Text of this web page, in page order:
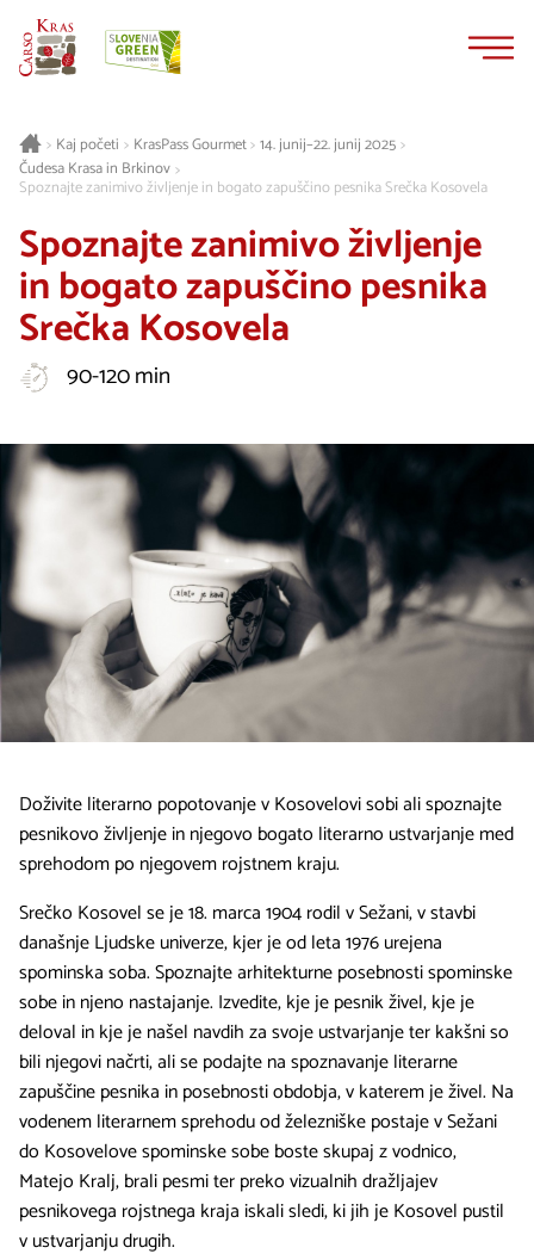
> Kaj početi > KrasPass Gourmet>14. junij–22. junij 2025>
Čudesa Krasa in Brkinov>
Spoznajte zanimivo življenje in bogato zapuščino pesnika Srečka Kosovela
Spoznajte zanimivo življenje
in bogato zapuščino pesnika
Srečka Kosovela
90-120 min
Doživite literarno popotovanje v Kosovelovi sobi ali spoznajte
pesnikovo življenje in njegovo bogato literarno ustvarjanje med
sprehodom po njegovem rojstnem kraju.
Srečko Kosovel se je 18. marca 1904 rodil v Sežani, v stavbi
današnje Ljudske univerze, kjer je od leta 1976 urejena
spominska soba. Spoznajte arhitekturne posebnosti spominske
sobe in njeno nastajanje. Izvedite, kje je pesnik živel, kje je
deloval in kje je našel navdih za svoje ustvarjanje ter kakšni so
bili njegovi načrti, ali se podajte na spoznavanje literarne
zapuščine pesnika in posebnosti obdobja, v katerem je živel. Na
vodenem literarnem sprehodu od železniške postaje v Sežani
do Kosovelove spominske sobe boste skupaj z vodnico,
Matejo Kralj, brali pesmi ter preko vizualnih dražljajev
pesnikovega rojstnega kraja iskali sledi, ki jih je Kosovel pustil
v ustvarjanju drugih.